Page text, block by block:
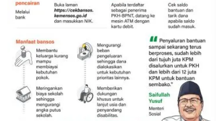
Bansos PKH dan BPNT triwulan III-
2026 mulai disalurkan
Kemarin 09:00